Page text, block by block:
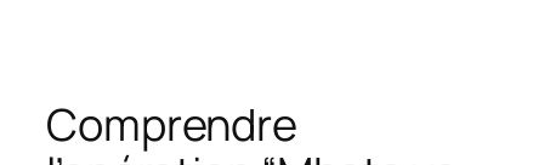
Comprendre